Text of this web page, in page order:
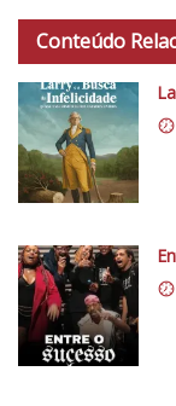
o
C
r
í
t
i
c
5
1
t
p
s
:
/
/
0
.
w
p
.
Conteúdo